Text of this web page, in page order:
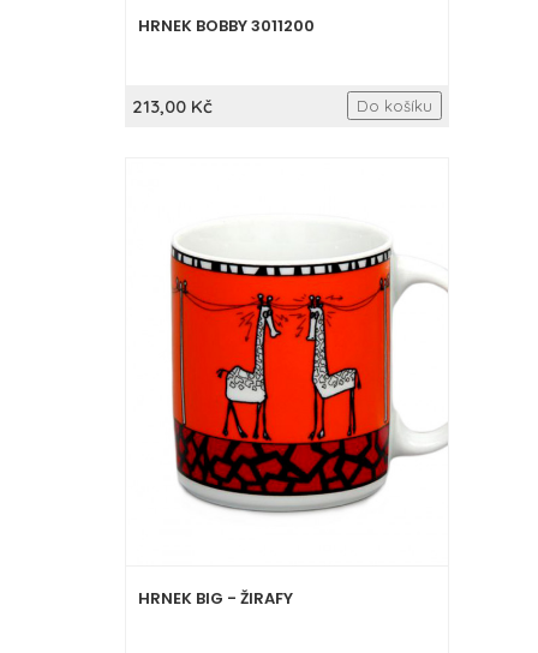
HRNEK BOBBY 3011200
213,00 Kč Do košíku
HRNEK BIG - ŽIRAFY